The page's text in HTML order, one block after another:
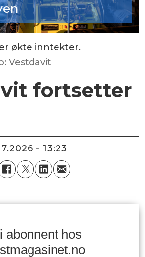
økte inntekter.
Vestdavit
fortsetter
- 13:23
abonnent hos